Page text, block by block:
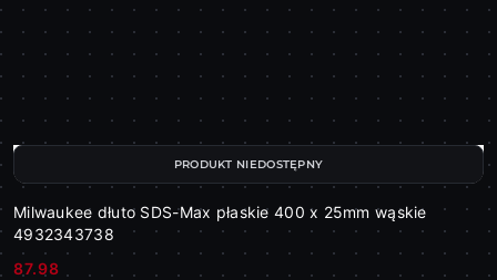
Milwaukee dłuto SDS-Max płaskie 400 x 25mm wąskie
4932343738
87.98
PRODUKT NIEDOSTĘPNY